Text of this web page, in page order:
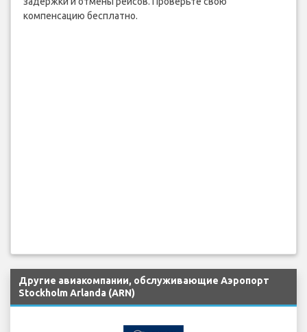
компенсацию бесплатно.
Другие авиакомпании, обслуживающие Аэропорт
Stockholm Arlanda (ARN)